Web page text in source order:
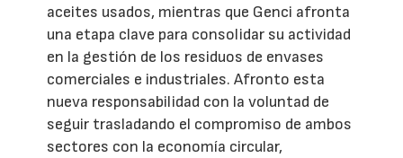
aceites usados, mientras que Genci afronta
una etapa clave para consolidar su actividad
en la gestión de los residuos de envases
comerciales e industriales. Afronto esta
nueva responsabilidad con la voluntad de
seguir trasladando el compromiso de ambos
sectores con la economía circular,